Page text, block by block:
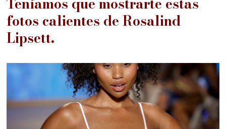
fotos calientes de Rosalind
Lipsett.